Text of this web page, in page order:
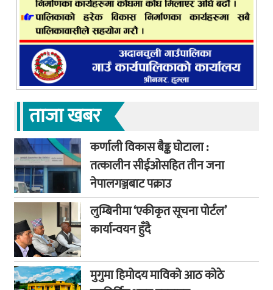
ताजा खबर
कर्णाली विकास बैङ्क घोटाला :
तत्कालीन सीईओसहित तीन जना
नेपालगञ्जबाट पक्राउ
लुम्बिनीमा ‘एकीकृत सूचना पोर्टल’
कार्यान्वयन हुँदै
मुगुमा हिमोदय माविको आठ कोठे